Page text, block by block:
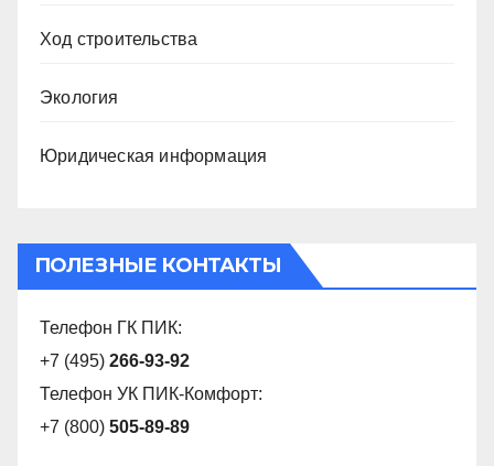
Ход строительства
Экология
Юридическая информация
ПОЛЕЗНЫЕ КОНТАКТЫ
Телефон ГК ПИК:
+7 (495) 266-93-92
Телефон УК ПИК-Комфорт:
+7 (800) 505-89-89